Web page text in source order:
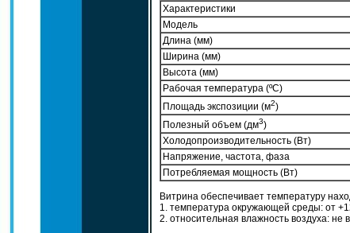
Характеристики
Модель
Длина (мм)
Ширина (мм)
Высота (мм)
Рабочая температура (ºC)
Площадь экспозиции (м2)
Полезный объем (дм3)
Холодопроизводительность (Вт)
Напряжение, частота, фаза
Потребляемая мощность (Вт)
Витрина обеспечивает температуру
1. температура окружающей среды: от
2. относительная влажность воздуха: не